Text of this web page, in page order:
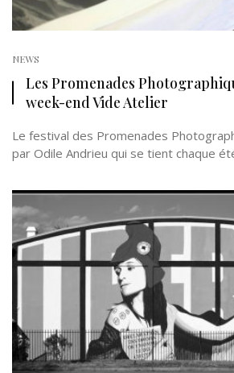
NEWS
Les Promenades
week-end Vide Atelier
Le festival des Promenades
par Odile Andrieu qui se tient chaque